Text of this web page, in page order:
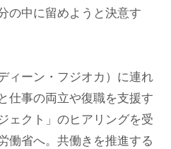
の中に留めようと決意す
ィーン・フジオカ）に連れ
仕事の両立や復職を支援す
ェクト」のヒアリングを受
働省へ。共働きを推進する